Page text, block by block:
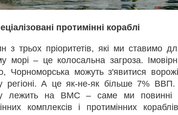
протимінні кораблі
з трьох пріоритетів, які ми ставимо
морі – це колосальна загроза.
Чорноморська можуть з'явитися
регіоні. А це як-не-як більше 7% ВВП.
лежить на ВМС – саме ми повинні
комплексів і протимінних